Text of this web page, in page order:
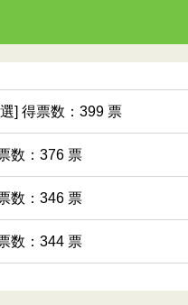
] 得票数：399 票
数：376 票
数：346 票
数：344 票